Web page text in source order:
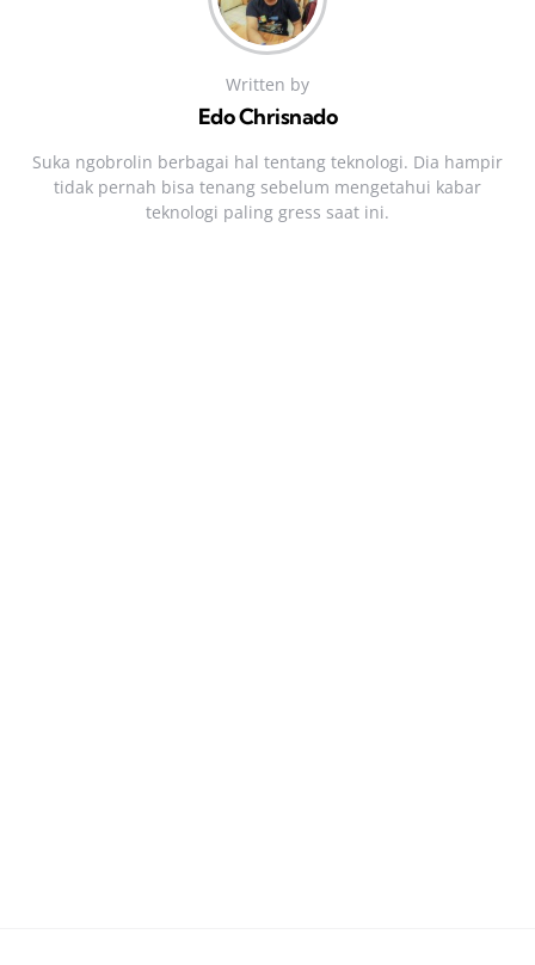
Written by
Edo Chrisnado
Suka ngobrolin berbagai hal tentang teknologi. Dia hampir
tidak pernah bisa tenang sebelum mengetahui kabar
teknologi paling gress saat ini.